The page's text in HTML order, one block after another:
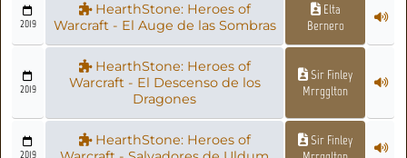
2019
HearthStone: Heroes of
Warcraft - El Auge de las Sombras
Elta
Bernero
2019
HearthStone: Heroes of
Warcraft - El Descenso de los
Dragones
Sir Finley
Mrrgglton
2019
HearthStone: Heroes of
Sir Finley